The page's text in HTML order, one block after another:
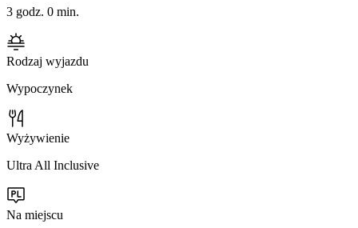
3 godz. 0 min.
Rodzaj wyjazdu
Wypoczynek
Wyżywienie
Ultra All Inclusive
Na miejscu